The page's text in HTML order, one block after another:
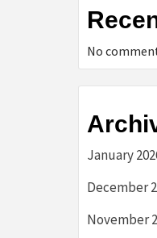
No
January
December
November